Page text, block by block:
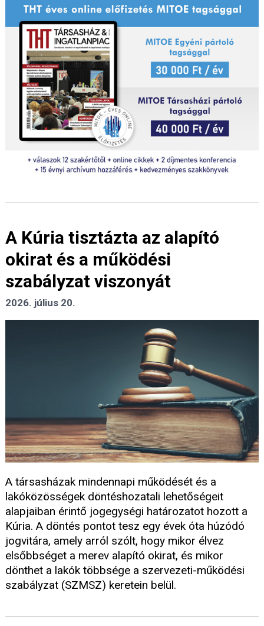
A Kúria tisztázta az alapító
okirat és a működési
szabályzat viszonyát
2026. július 20.
A társasházak mindennapi működését és a
lakóközösségek döntéshozatali lehetőségeit
alapjaiban érintő jogegységi határozatot hozott a
Kúria. A döntés pontot tesz egy évek óta húzódó
jogvitára, amely arról szólt, hogy mikor élvez
elsőbbséget a merev alapító okirat, és mikor
dönthet a lakók többsége a szervezeti-működési
szabályzat (SZMSZ) keretein belül.